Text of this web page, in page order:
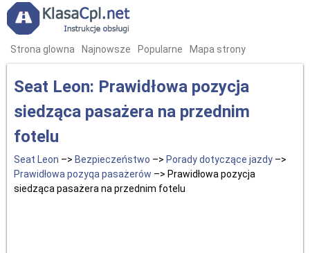
Strona glowna Najnowsze Popularne Mapa strony
Seat Leon: Prawidłowa pozycja
siedząca pasażera na przednim
fotelu
Seat Leon –> Bezpieczeństwo –> Porady dotyczące jazdy –>
Prawidłowa pozyqa pasażerów –> Prawidłowa pozycja
siedząca pasażera na przednim fotelu